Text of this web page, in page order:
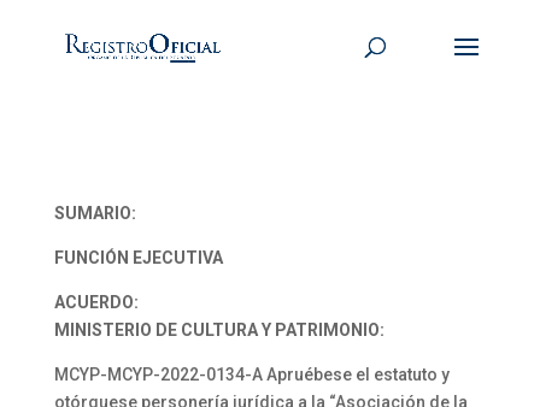
SUMARIO:
FUNCIÓN EJECUTIVA
ACUERDO:
MINISTERIO DE CULTURA Y PATRIMONIO:
MCYP-MCYP-2022-0134-A Apruébese el estatuto y
otórguese personería jurídica a la “Asociación de la